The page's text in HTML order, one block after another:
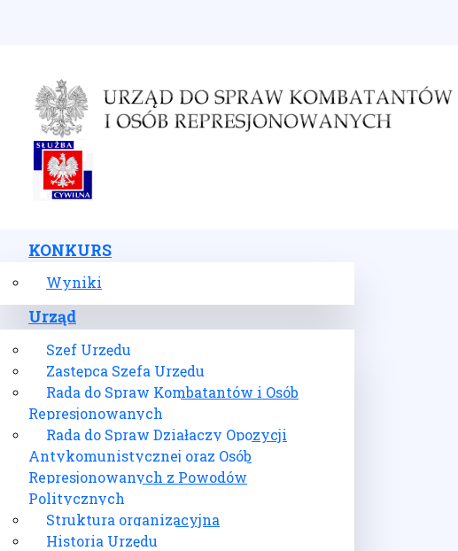
KONKURS
Wyniki
Urząd
Szef Urzędu
Zastępca Szefa Urzędu
Rada do Spraw Kombatantów i Osób
Represjonowanych
Rada do Spraw Działaczy Opozycji
Antykomunistycznej oraz Osób
Represjonowanych z Powodów
Politycznych
Struktura organizacyjna
Historia Urzędu